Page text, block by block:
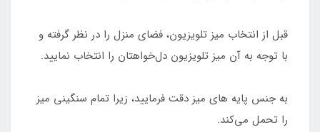
قبل از انتخاب میز تلویزیون، فضای منزل را در نظر گرفته و
با توجه به آن میز تلویزیون دل‌خواهتان را انتخاب نمایید.
به جنس پایه های میز دقت فرمایید، زیرا تمام سنگینی میز
را تحمل می‌کند.